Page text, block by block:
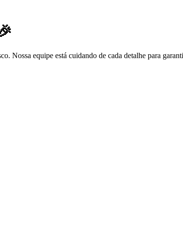
Nossa equipe está cuidando de cada detalhe para